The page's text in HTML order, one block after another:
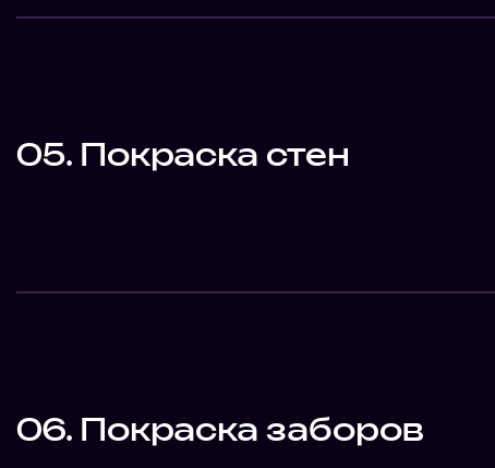
05. Покраска стен
06. Покраска заборов